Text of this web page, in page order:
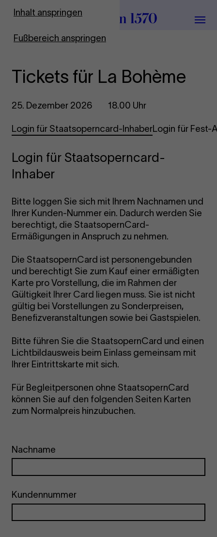
Inhalt anspringen
Fußbereich anspringen
Zur Startseite
Menü
Tickets für La Bohème
25. Dezember 2026 18.00 Uhr
Login für Staatsoperncard-InhaberLogin für Fest-
Login für Staatsoperncard-
Inhaber
Bitte loggen Sie sich mit Ihrem Nachnamen und
Ihrer Kunden-Nummer ein. Dadurch werden Sie
berechtigt, die StaatsopernCard-
Ermäßigungen in Anspruch zu nehmen.
Die StaatsopernCard ist personengebunden
und berechtigt Sie zum Kauf einer ermäßigten
Karte pro Vorstellung, die im Rahmen der
Gültigkeit Ihrer Card liegen muss. Sie ist nicht
gültig bei Vorstellungen zu Sonderpreisen,
Benefizveranstaltungen sowie bei Gastspielen.
Bitte führen Sie die StaatsopernCard und einen
Lichtbildausweis beim Einlass gemeinsam mit
Ihrer Eintrittskarte mit sich.
Für Begleitpersonen ohne StaatsopernCard
können Sie auf den folgenden Seiten Karten
zum Normalpreis hinzubuchen.
Nachname
Kundennummer